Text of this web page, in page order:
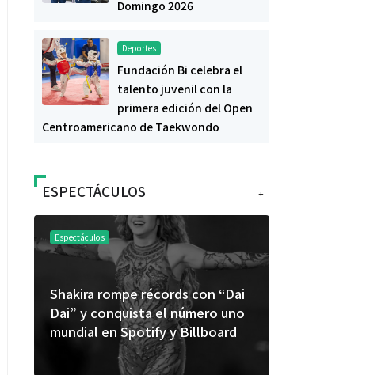
Domingo 2026
Deportes
Fundación Bi celebra el
talento juvenil con la
primera edición del Open
Centroamericano de Taekwondo
+
ESPECTÁCULOS
Espectáculos
Shakira rompe récords con “Dai
Dai” y conquista el número uno
mundial en Spotify y Billboard